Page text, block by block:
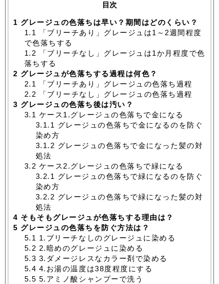
目次
1 グレージュの色落ちは早い？期間はどのくらい？
1.1
「ブリーチあり」グレージュは1～2週間程度
で色落ちする
1.2 「ブリーチなし」グレージュは1か月程度で色
落ちする
2 グレージュが色落ちする過程は何色？
2.1
「ブリーチあり」グレージュの色落ち過程
2.2 「ブリーチなし」グレージュの色落ち過程
3 グレージュの色落ち後は汚い？
3.1 ケース1.グレージュの色落ちで金になる
3.1.1 グレージュの色落ちで金になるのを防ぐ
染め方
3.1.2 グレージュの色落ちで金になった髪の対
処法
3.2 ケース2.グレージュの色落ちで緑になる
3.2.1 グレージュの色落ちで緑になるのを防ぐ
染め方
3.2.2 グレージュの色落ちで緑になった髪の対
処法
4 そもそもグレージュが色落ちする理由は？
5 グレージュの色落ちを防ぐ方法は？
5.1 1.ブリーチなしのグレージュに染める
5.2 2.暗めのグレージュに染める
5.3 3.ダメージレスなカラー剤で染める
5.4 4.お湯の温度は38度程度にする
5.5 5.アミノ酸シャンプーで洗う